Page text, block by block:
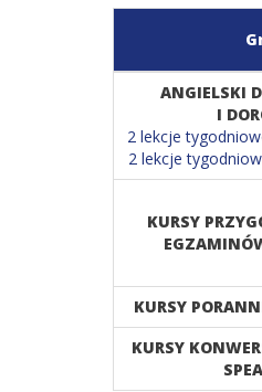
ANGIELSKI
I
2 lekcje
2 lekcje
KURSY
KURSY
KURSY